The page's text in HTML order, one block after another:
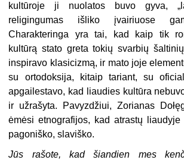
kultūroje ji nuolatos buvo gyva,
religingumas išliko įvairiuose
Charakteringa yra tai, kad kaip tik
kultūrą stato greta tokių svarbių
inspiravo klasicizmą, ir mato joje
su ortodoksija, kitaip tariant, su
apgailestavo, kad liaudies kultūra
ir užrašyta. Pavyzdžiui, Zorianas
ėmėsi etnografijos, kad atrastų
pagoniško, slaviško.
Jūs rašote, kad šiandien mes